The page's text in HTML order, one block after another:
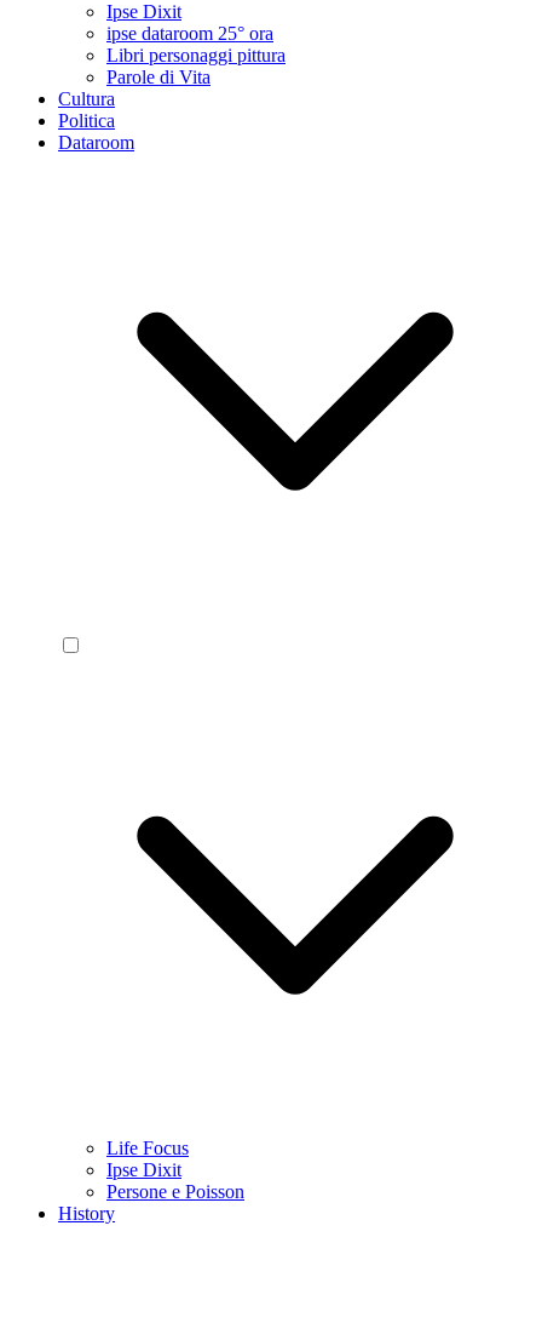
Ipse Dixit
ipse dataroom 25° ora
Libri personaggi pittura
Parole di Vita
Cultura
Politica
Dataroom
Life Focus
Ipse Dixit
Persone e Poisson
History